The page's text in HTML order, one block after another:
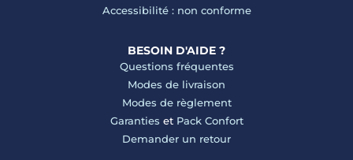
Accessibilité : non conforme
BESOIN D'AIDE ?
Questions fréquentes
Modes de livraison
Modes de règlement
Garanties et Pack Confort
Demander un retour